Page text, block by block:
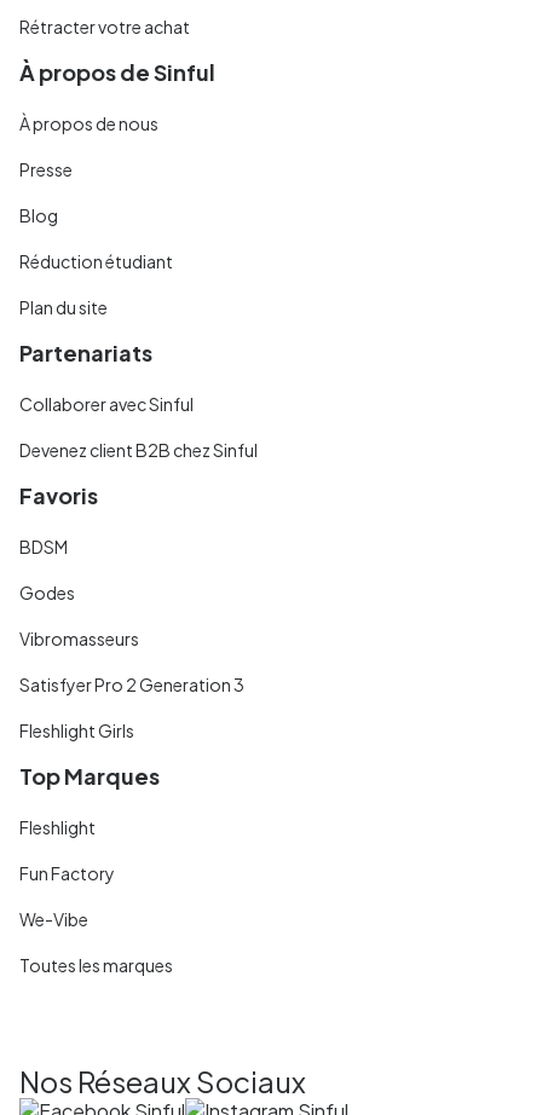
Rétracter votre achat
À propos de Sinful
À propos de nous
Presse
Blog
Réduction étudiant
Plan du site
Partenariats
Collaborer avec Sinful
Devenez client B2B chez Sinful
Favoris
BDSM
Godes
Vibromasseurs
Satisfyer Pro 2 Generation 3
Fleshlight Girls
Top Marques
Fleshlight
Fun Factory
We-Vibe
Toutes les marques
Nos Réseaux Sociaux